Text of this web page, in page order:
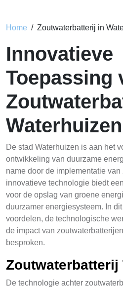
Home Zoutwaterbatterij in
Innovatieve
Toepassing
Waterhuizen
De stad Waterhuizen is aan het
ontwikkeling van duurzame
name door de implementatie
innovatieve technologie biedt
voor de opslag van groene
duurzamer energiesysteem. In
voordelen, de technologische
de impact van
besproken.
Zoutwaterbatterij
De technologie achter